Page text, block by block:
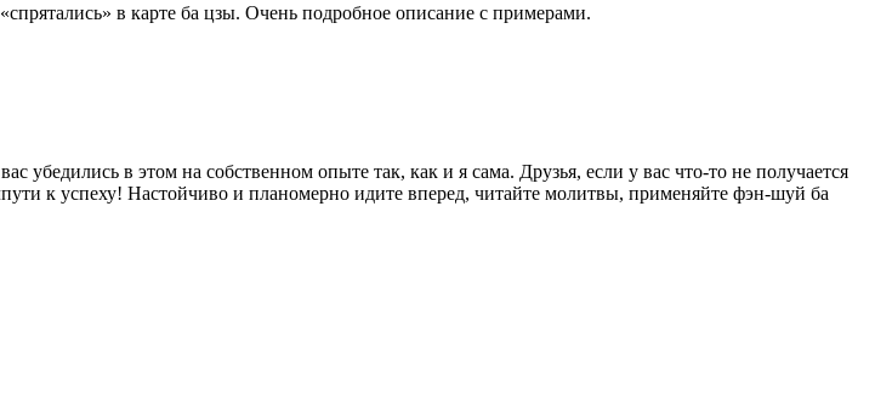
в карте ба цзы. Очень подробное описание с примерами.
убедились в этом на собственном опыте так, как и я сама. Друзья, если у вас что-то не получается
к успеху! Настойчиво и планомерно идите вперед, читайте молитвы, применяйте фэн-шуй ба